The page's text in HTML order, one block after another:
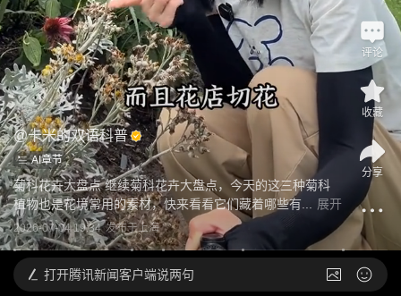
@卡米的双语科普
AI章节
菊科花卉大盘点 继续菊科花卉大盘点，今天的这三种菊科
植物也是花境常用的素材，快来看看它们藏着哪些有...
展开
2026-07-04 19:34 发布于上海
评论
收藏
分享
打开腾讯新闻客户端说两句